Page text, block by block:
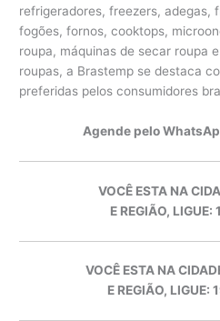
refrigeradores, freezers, adegas,
fogões, fornos, cooktops,
roupa, máquinas de secar roupa
roupas, a Brastemp se destaca
preferidas pelos consumidores
Agende pelo
VOCÊ ESTA NA
E REGIÃO,
VOCÊ ESTA NA
E REGIÃO,